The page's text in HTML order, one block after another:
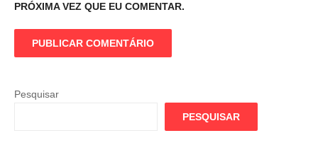
PRÓXIMA VEZ QUE EU COMENTAR.
Pesquisar
PESQUISAR